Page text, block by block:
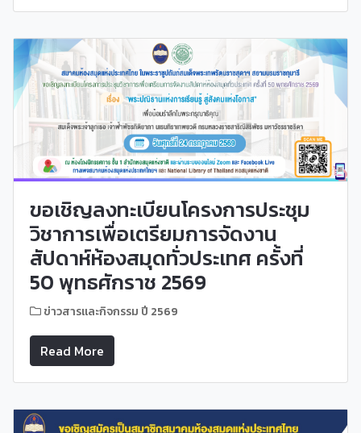
ขอเชิญลงทะเบียนโครงการประชุม
วิชาการเพื่อเตรียมการจัดงาน
สัปดาห์ห้องสมุดทั่วประเทศ ครั้งที่
50 พุทธศักราช 2569
ข่าวสารและกิจกรรม ปี 2569
Read More